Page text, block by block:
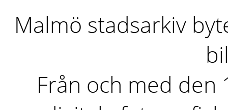
Malmö stadsarkiv
Från och med den